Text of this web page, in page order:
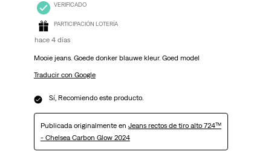
VERIFICADO
PARTICIPACIÓN LOTERÍA
hace 4 días
Mooie jeans. Goede donker blauwe kleur. Goed model
Traducir con Google
Sí, Recomiendo este producto.
Publicada originalmente en Jeans rectos de tiro alto 724™
- Chelsea Carbon Glow 2024